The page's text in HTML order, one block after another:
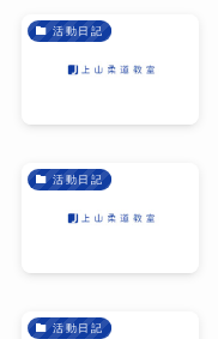
活動日記
活動日記
活動日記